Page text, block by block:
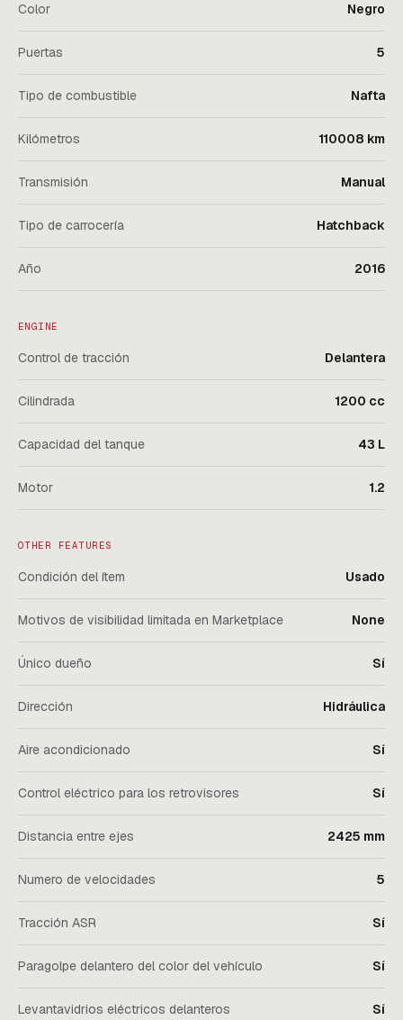
Color Negro
Puertas 5
Tipo de combustible Nafta
Kilómetros 110008 km
Transmisión Manual
Tipo de carrocería Hatchback
Año 2016
ENGINE
Control de tracción Delantera
Cilindrada 1200 cc
Capacidad del tanque 43 L
Motor 1.2
OTHER FEATURES
Condición del ítem Usado
Motivos de visibilidad limitada en Marketplace None
Único dueño Sí
Dirección Hidráulica
Aire acondicionado Sí
Control eléctrico para los retrovisores Sí
Distancia entre ejes 2425 mm
Numero de velocidades 5
Tracción ASR Sí
Paragolpe delantero del color del vehículo Sí
Levantavidrios eléctricos delanteros Sí